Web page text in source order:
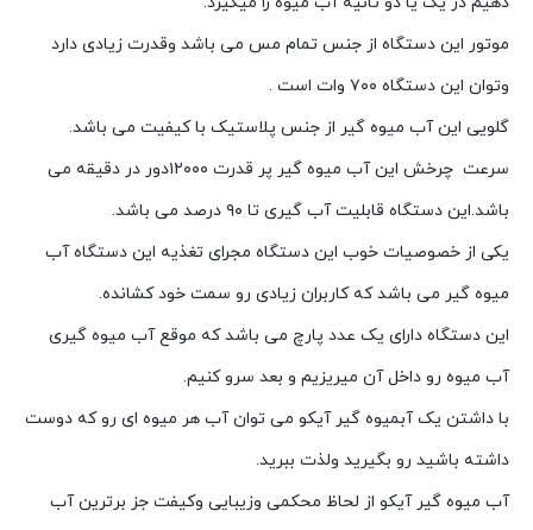
موتور این دستگاه از جنس تمام مس می باشد وقدرت زیادی دارد
وتوان این دستگاه ۷۰۰ وات است .
گلویی این آب میوه گیر از جنس پلاستیک با کیفیت می باشد.
سرعت چرخش این آب میوه گیر پر قدرت ۱۲۰۰۰دور در دقیقه می
باشد.این دستگاه قابلیت آب گیری تا ۹۰ درصد می باشد.
یکی از خصوصیات خوب این دستگاه مجرای تغذیه این دستگاه آب
میوه گیر می باشد که کاربران زیادی رو سمت خود کشانده.
این دستگاه دارای یک عدد پارچ می باشد که موقع آب میوه گیری
آب میوه رو داخل آن میریزیم و بعد سرو کنیم.
با داشتن یک آبمیوه گیر آیکو می توان آب هر میوه ای رو که دوست
داشته باشید رو بگیرید ولذت ببرید.
آب میوه گیر آیکو از لحاظ محکمی وزیبایی وکیفت جز برترین آب